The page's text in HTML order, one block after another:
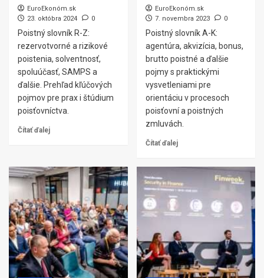
EuroEkonóm.sk
23. októbra 2024
0
Poistný slovník R-Z:
rezervotvorné a rizikové
poistenia, solventnosť,
spoluúčasť, SAMPS a
ďalšie. Prehľad kľúčových
pojmov pre prax i štúdium
poisťovníctva.
Čítať ďalej
EuroEkonóm.sk
7. novembra 2023
0
Poistný slovník A-K:
agentúra, akvizícia, bonus,
brutto poistné a ďalšie
pojmy s praktickými
vysvetleniami pre
orientáciu v procesoch
poisťovní a poistných
zmluvách.
Čítať ďalej